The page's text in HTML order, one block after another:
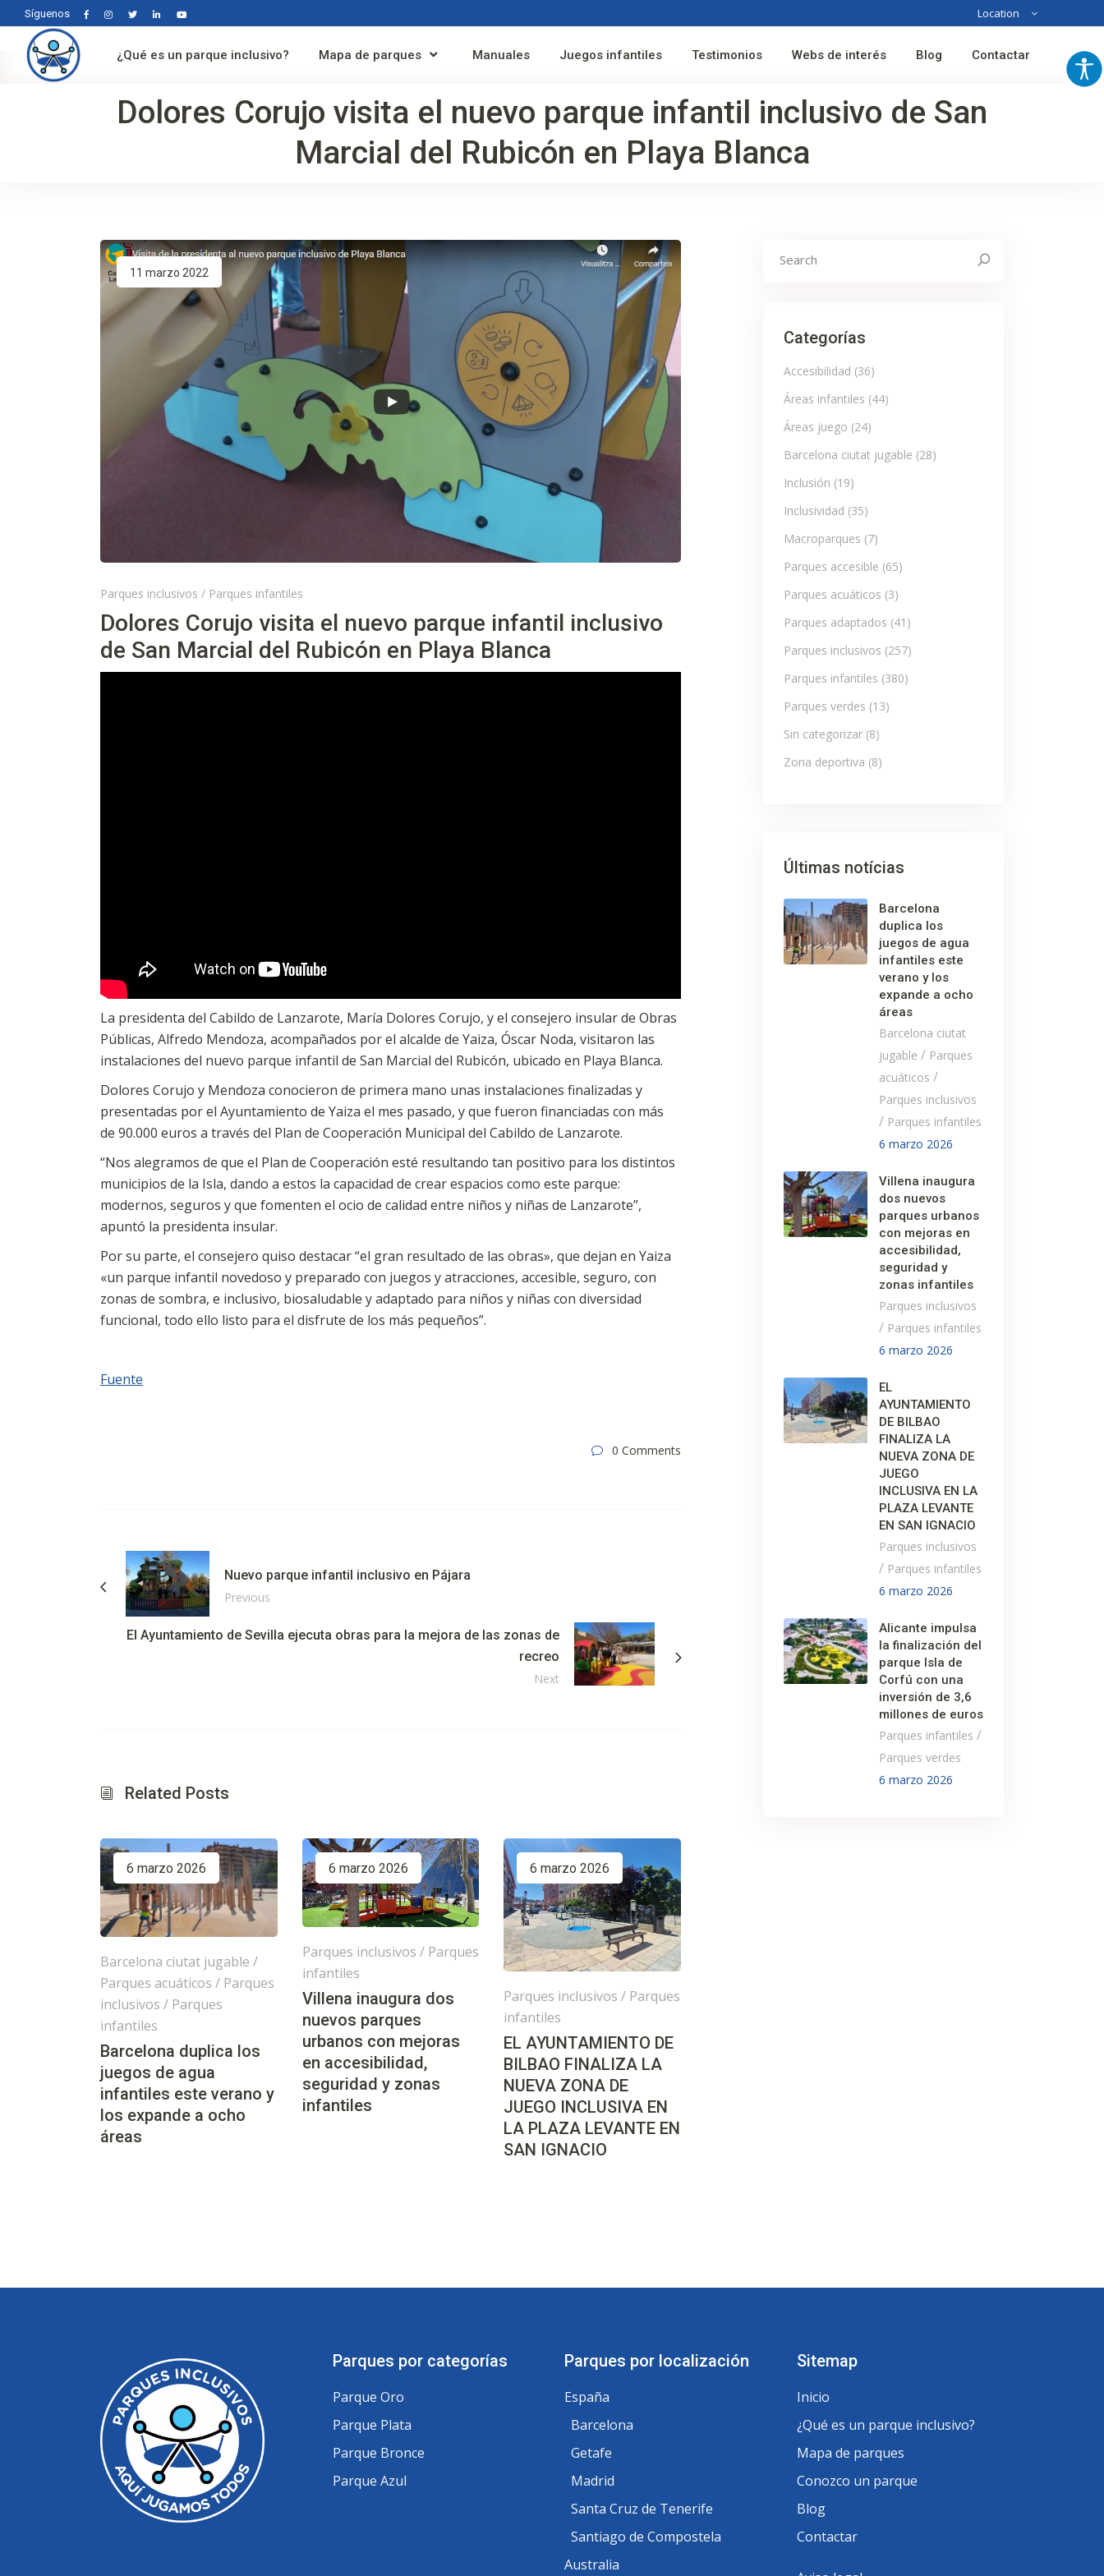
Síguenos Location
Australia
¿Qué es un parque inclusivo? Mapa de parques Manuales Juegos infantiles Testimonios Webs de interés Blog Contactar
Dolores Corujo visita el nuevo parque infantil inclusivo de San
Marcial del Rubicón en Playa Blanca
11 marzo 2022
Parques inclusivos / Parques infantiles
Dolores Corujo visita el nuevo parque infantil inclusivo
de San Marcial del Rubicón en Playa Blanca
La presidenta del Cabildo de Lanzarote, María Dolores Corujo, y el consejero insular de Obras
Públicas, Alfredo Mendoza, acompañados por el alcalde de Yaiza, Óscar Noda, visitaron las
instalaciones del nuevo parque infantil de San Marcial del Rubicón, ubicado en Playa Blanca.
Dolores Corujo y Mendoza conocieron de primera mano unas instalaciones finalizadas y
presentadas por el Ayuntamiento de Yaiza el mes pasado, y que fueron financiadas con más
de 90.000 euros a través del Plan de Cooperación Municipal del Cabildo de Lanzarote.
“Nos alegramos de que el Plan de Cooperación esté resultando tan positivo para los distintos
municipios de la Isla, dando a estos la capacidad de crear espacios como este parque:
modernos, seguros y que fomenten el ocio de calidad entre niños y niñas de Lanzarote”,
apuntó la presidenta insular.
Por su parte, el consejero quiso destacar “el gran resultado de las obras», que dejan en Yaiza
«un parque infantil novedoso y preparado con juegos y atracciones, accesible, seguro, con
zonas de sombra, e inclusivo, biosaludable y adaptado para niños y niñas con diversidad
funcional, todo ello listo para el disfrute de los más pequeños”.
Fuente
0 Comments
Nuevo parque infantil inclusivo en Pájara
Previous
El Ayuntamiento de Sevilla ejecuta obras para la mejora de las zonas de
recreo
Next
Related Posts
6 marzo 2026
Barcelona ciutat jugable /
Parques acuáticos / Parques
inclusivos / Parques
infantiles
Barcelona duplica los
juegos de agua
infantiles este verano y
los expande a ocho
áreas
6 marzo 2026
Parques inclusivos / Parques
infantiles
Villena inaugura dos
nuevos parques
urbanos con mejoras
en accesibilidad,
seguridad y zonas
infantiles
6 marzo 2026
Parques inclusivos / Parques
infantiles
EL AYUNTAMIENTO DE
BILBAO FINALIZA LA
NUEVA ZONA DE
JUEGO INCLUSIVA EN
LA PLAZA LEVANTE EN
SAN IGNACIO
Categorías
Accesibilidad (36)
Áreas infantiles (44)
Áreas juego (24)
Barcelona ciutat jugable (28)
Inclusión (19)
Inclusividad (35)
Macroparques (7)
Parques accesible (65)
Parques acuáticos (3)
Parques adaptados (41)
Parques inclusivos (257)
Parques infantiles (380)
Parques verdes (13)
Sin categorizar(8)
Zona deportiva (8)
Últimas notícias
Barcelona
duplica los
juegos de agua
infantiles este
verano y los
expande a ocho
áreas
Barcelona ciutat
jugable / Parques
acuáticos /
Parques inclusivos
/ Parques infantiles
6 marzo 2026
Villena inaugura
dos nuevos
parques urbanos
con mejoras en
accesibilidad,
seguridad y
zonas infantiles
Parques inclusivos
/ Parques infantiles
6 marzo 2026
EL
AYUNTAMIENTO
DE BILBAO
FINALIZA LA
NUEVA ZONA DE
JUEGO
INCLUSIVA EN LA
PLAZA LEVANTE
EN SAN IGNACIO
Parques inclusivos
/ Parques infantiles
6 marzo 2026
Alicante impulsa
la finalización del
parque Isla de
Corfú con una
inversión de 3,6
millones de euros
Parques infantiles /
Parques verdes
6 marzo 2026
Parques por categorías
Parque Oro
Parque Plata
Parque Bronce
Parque Azul
Parques por localización
España
Barcelona
Getafe
Madrid
Santa Cruz de Tenerife
Santiago de Compostela
Australia
Sitemap
Inicio
¿Qué es un parque inclusivo?
Mapa de parques
Conozco un parque
Blog
Contactar